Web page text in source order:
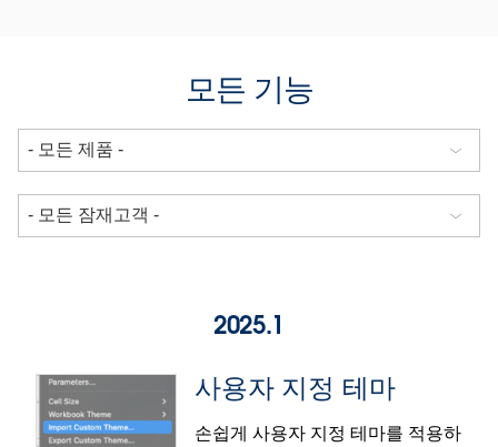
모든 기능
2025.1
사용자 지정 테마
손쉽게 사용자 지정 테마를 적용하